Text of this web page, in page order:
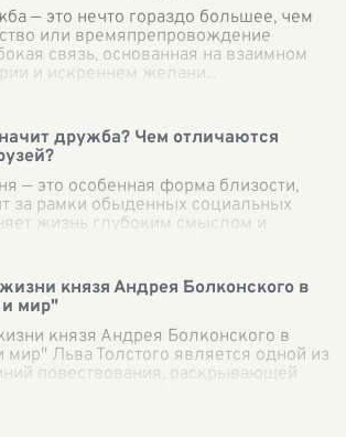
— это нечто гораздо большее, чем
или времяпрепровождение
связь, основанная на взаимном
и искреннем желани
дружба? Чем отличаются
— это особенная форма близости,
за рамки обыденных социальных
жизнь глубоким смыслом и
где можно быть
князя Андрея Болконского в
мир"
князя Андрея Болконского в
мир" Льва Толстого является одной из
повествования, раскрывающей
человеческой ду